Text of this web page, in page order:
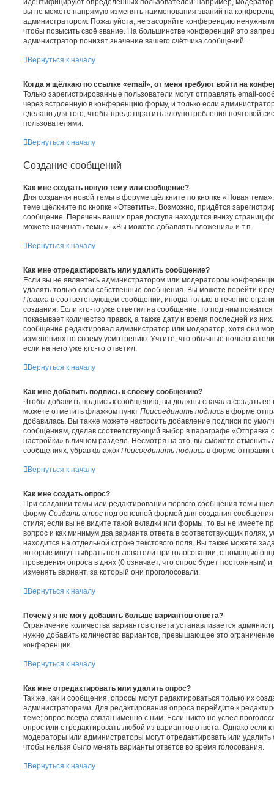
вы не можете напрямую изменять наименования званий на
администратором. Пожалуйста, не засоряйте конференцию
чтобы повысить своё звание. На большинстве конференций это
администратор понизят значение вашего счётчика сообщений.
Вернуться к началу
Когда я щёлкаю по ссылке «email», от меня требуют войти на
Только зарегистрированные пользователи могут отправлять email-
через встроенную в конференцию форму, и только если
сделано для того, чтобы предотвратить злоупотребления почтовой
пользователями.
Вернуться к началу
Создание сообщений
Как мне создать новую тему или сообщение?
Для создания новой темы в форуме щёлкните по кнопке «Новая
теме щёлкните по кнопке «Ответить». Возможно, придётся
сообщение. Перечень ваших прав доступа находится внизу страниц
можете начинать темы», «Вы можете добавлять вложения» и т.п.
Вернуться к началу
Как мне отредактировать или удалить сообщение?
Если вы не являетесь администратором или модератором
удалять только свои собственные сообщения. Вы можете перейти к
Правка в соответствующем сообщении, иногда только в течение
создания. Если кто-то уже ответил на сообщение, то под ним
показывает количество правок, а также дату и время последней из
сообщение редактировал администратор или модератор, хотя они
изменениях по своему усмотрению. Учтите, что обычные
если на него уже кто-то ответил.
Вернуться к началу
Как мне добавить подпись к своему сообщению?
Чтобы добавить подпись к сообщению, вы должны сначала создать её
можете отметить флажком пункт Присоединить подпись в форме
добавилась. Вы также можете настроить добавление подписи по
сообщениям, сделав соответствующий выбор в параграфе «Отправка
настройки» в личном разделе. Несмотря на это, вы сможете
сообщениях, убрав флажок Присоединить подпись в форме отправки
Вернуться к началу
Как мне создать опрос?
При создании темы или редактировании первого сообщения темы
форму Создать опрос под основной формой для создания
стиля; если вы не видите такой вкладки или формы, то вы не имеете
вопрос и как минимум два варианта ответа в соответствующих полях,
находится на отдельной строке текстового поля. Вы также можете
которые могут выбрать пользователи при голосовании, с помощью
проведения опроса в днях (0 означает, что опрос будет постоянным)
изменять вариант, за который они проголосовали.
Вернуться к началу
Почему я не могу добавить больше вариантов ответа?
Ограничение количества вариантов ответа устанавливается
нужно добавить количество вариантов, превышающее это
конференции.
Вернуться к началу
Как мне отредактировать или удалить опрос?
Так же, как и сообщения, опросы могут редактироваться только их
администраторами. Для редактирования опроса перейдите к
теме; опрос всегда связан именно с ним. Если никто не успел
опрос или отредактировать любой из вариантов ответа. Однако если
модераторы или администраторы могут отредактировать или удалить
чтобы нельзя было менять варианты ответов во время голосования.
Вернуться к началу